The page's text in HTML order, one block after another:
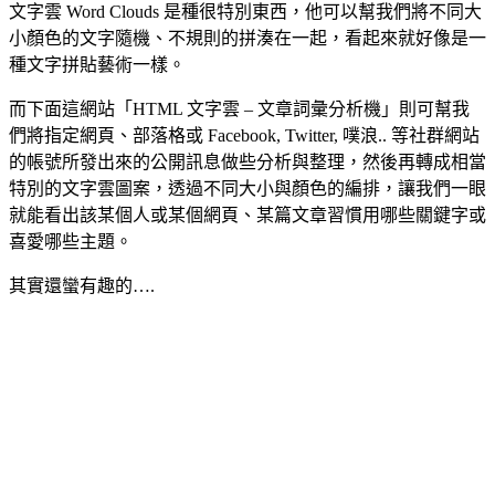
文字雲 Word Clouds 是種很特別東西，他可以幫我們將不同大
小顏色的文字隨機、不規則的拼湊在一起，看起來就好像是一
種文字拼貼藝術一樣。
而下面這網站「HTML 文字雲 – 文章詞彙分析機」則可幫我
們將指定網頁、部落格或 Facebook, Twitter, 噗浪.. 等社群網站
的帳號所發出來的公開訊息做些分析與整理，然後再轉成相當
特別的文字雲圖案，透過不同大小與顏色的編排，讓我們一眼
就能看出該某個人或某個網頁、某篇文章習慣用哪些關鍵字或
喜愛哪些主題。
其實還蠻有趣的….